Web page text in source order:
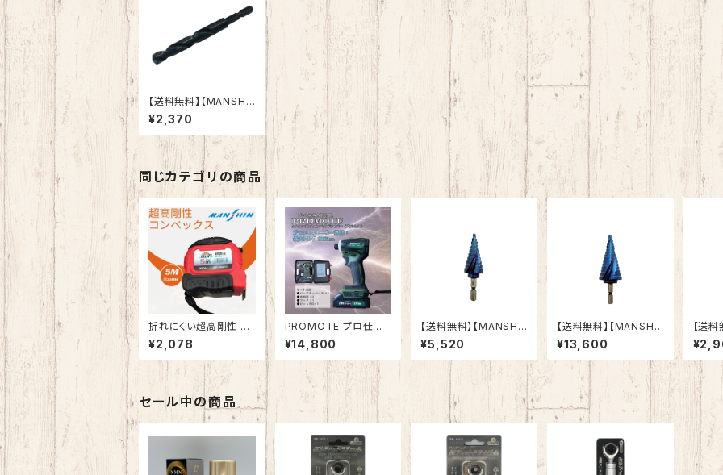
【送料無料】【MANSHI
N】鉄工ドリル 六角軸
鉄・アルミ・木材（適応被
削材） インパクトドライ
バー 電動ドリル 多用途
ビット クロスシンニング
加工 作業効率向上 (11.
0ｍｍ)
¥2,370
同じカテゴリの商品
折れにくい超高剛性 コ
ンベックス32mm×5m
メジャー スケール ダ
ブルストッパー付スチー
ル金虎（JINHU）JH-25
A「鋼覇王」幅広 見やす
い ワイド
¥2,078
PROMOTE プロ仕様2
1Ｖコードレスインパクト
ドライバー（ブラシレス）
¥14,800
【送料無料】【MANSHI
N】 MSD-422Co 六角
軸ステップドリル ナノ
ブルーコーティング
¥5,520
【送料無料】【MANSHI
N】 MSD-633Co 六角
軸ステップドリル ナノ
ブルーコーティング
¥13,600
【送
N】 MSD-412Co 六角
軸ス
ブル
セール中の商品